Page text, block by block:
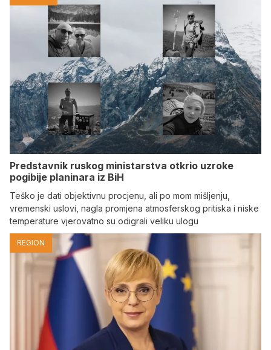
Predstavnik ruskog ministarstva otkrio uzroke
pogibije planinara iz BiH
Teško je dati objektivnu procjenu, ali po mom mišljenju,
vremenski uslovi, nagla promjena atmosferskog pritiska i niske
temperature vjerovatno su odigrali veliku ulogu
REGION